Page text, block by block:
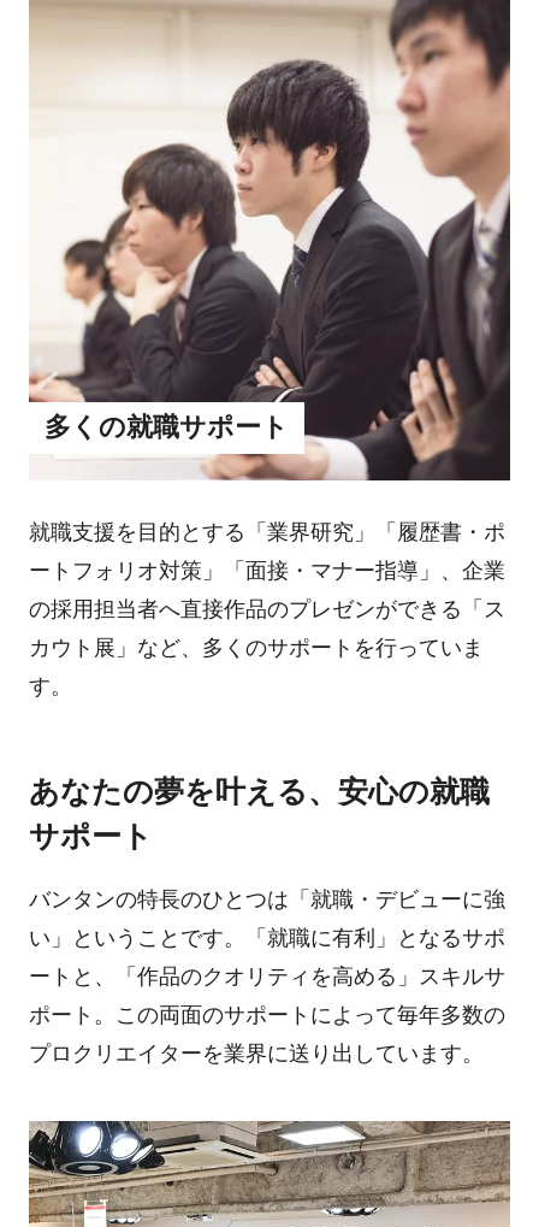
多くの就職サポート
就職支援を目的とする「業界研究」「履歴書・ポ
ートフォリオ対策」「面接・マナー指導」、企業
の採用担当者へ直接作品のプレゼンができる「ス
カウト展」など、多くのサポートを行っていま
す。
あなたの夢を叶える、安心の就職
サポート
バンタンの特長のひとつは「就職・デビューに強
い」ということです。「就職に有利」となるサポ
ートと、「作品のクオリティを高める」スキルサ
ポート。この両面のサポートによって毎年多数の
プロクリエイターを業界に送り出しています。